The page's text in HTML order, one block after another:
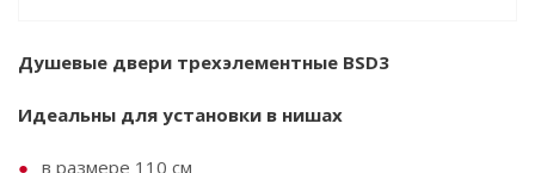
Душевые двери трехэлементные BSD3
Идеальны для установки в нишах
в размере 110 см